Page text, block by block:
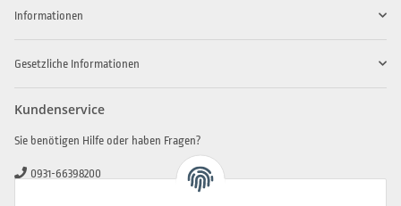
Informationen
Gesetzliche Informationen
Kundenservice
Sie benötigen Hilfe oder haben Fragen?
0931-66398200